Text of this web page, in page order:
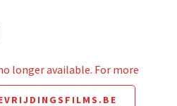
longer available. For more